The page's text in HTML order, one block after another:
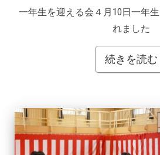
一年生を迎える会４月10日一年
れました
続きを読む